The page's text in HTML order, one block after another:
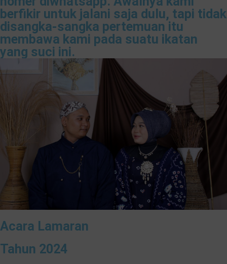
berfikir untuk jalani saja dulu, tapi tidak
disangka-sangka pertemuan itu
membawa kami pada suatu ikatan
yang suci ini.
Acara Lamaran
Tahun 2024